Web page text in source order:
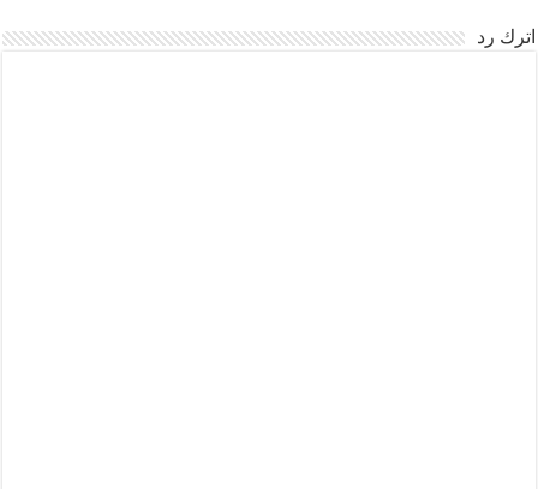
اترك رد